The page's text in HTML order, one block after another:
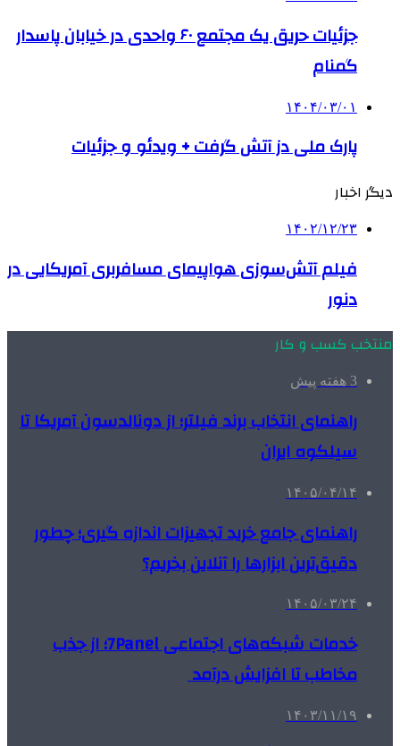
جزئیات حریق یک مجتمع ۶۰ واحدی در خیابان پاسدار
گمنام
۱۴۰۴/۰۳/۰۱
پارک ملی دز آتش گرفت + ویدئو و جزئیات
دیگر اخبار
۱۴۰۲/۱۲/۲۳
فیلم آتش‌سوزی هواپیمای مسافربری آمریکایی در
دنور
منتخب کسب و کار
3 هفته پیش
راهنمای انتخاب برند فیلتر؛ از دونالدسون آمریکا تا
سیلکوه ایران
۱۴۰۵/۰۴/۱۴
راهنمای جامع خرید تجهیزات اندازه گیری؛ چطور
دقیق‌ترین ابزارها را آنلاین بخریم؟
۱۴۰۵/۰۳/۲۴
خدمات شبکه‌های اجتماعی 7Panel؛ از جذب
مخاطب تا افزایش درآمد
۱۴۰۳/۱۱/۱۹